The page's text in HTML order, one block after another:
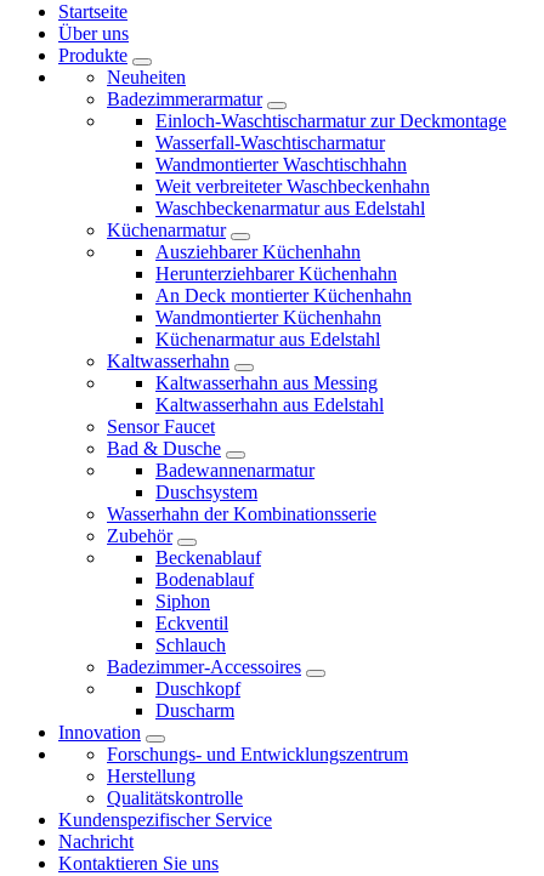
Startseite
Über uns
Produkte
Neuheiten
Badezimmerarmatur
Einloch-Waschtischarmatur zur Deckmontage
Wasserfall-Waschtischarmatur
Wandmontierter Waschtischhahn
Weit verbreiteter Waschbeckenhahn
Waschbeckenarmatur aus Edelstahl
Küchenarmatur
Ausziehbarer Küchenhahn
Herunterziehbarer Küchenhahn
An Deck montierter Küchenhahn
Wandmontierter Küchenhahn
Küchenarmatur aus Edelstahl
Kaltwasserhahn
Kaltwasserhahn aus Messing
Kaltwasserhahn aus Edelstahl
Sensor Faucet
Bad & Dusche
Badewannenarmatur
Duschsystem
Wasserhahn der Kombinationsserie
Zubehör
Beckenablauf
Bodenablauf
Siphon
Eckventil
Schlauch
Badezimmer-Accessoires
Duschkopf
Duscharm
Innovation
Forschungs- und Entwicklungszentrum
Herstellung
Qualitätskontrolle
Kundenspezifischer Service
Nachricht
Kontaktieren Sie uns